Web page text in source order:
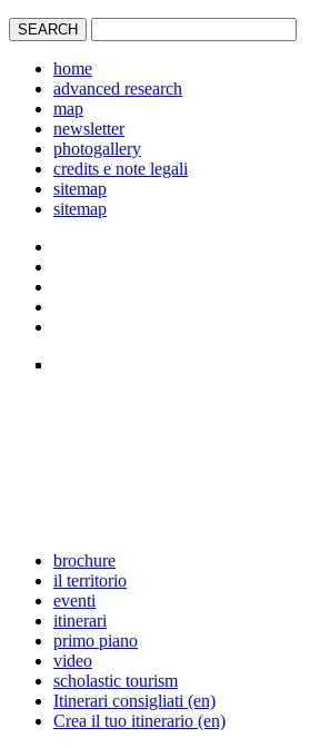
home
advanced research
map
newsletter
photogallery
credits e note legali
sitemap
sitemap
brochure
il territorio
eventi
itinerari
primo piano
video
scholastic tourism
Itinerari consigliati (en)
Crea il tuo itinerario (en)